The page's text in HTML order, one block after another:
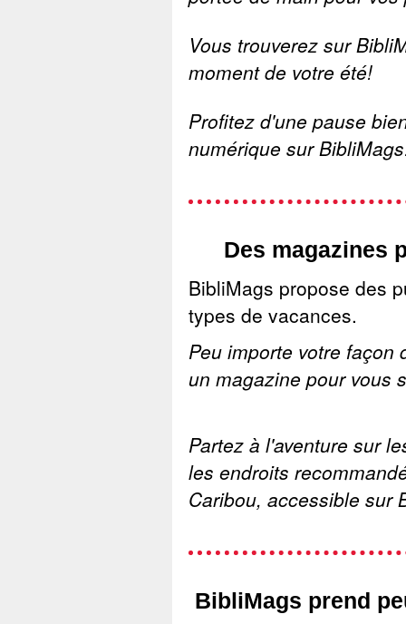
Vous trouverez sur
moment de votre été!
Profitez d'une pause
numérique sur
Des magazines
BibliMags propose des
types de vacances.
Peu importe votre façon
un magazine pour vous
Partez à l'aventure sur
les endroits
Caribou, accessible sur
BibliMags prend